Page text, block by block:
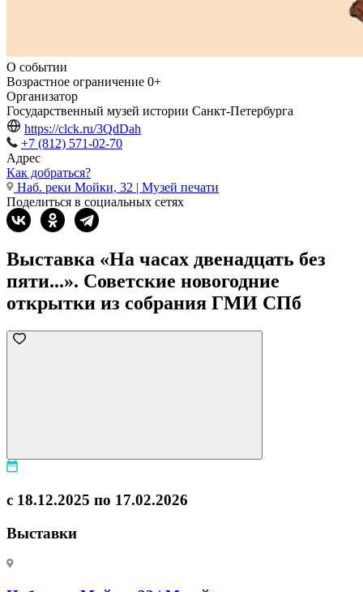
О событии
Возрастное ограничение 0+
Организатор
Государственный музей истории Санкт-Петербурга
https://clck.ru/3QdDah
+7 (812) 571-02-70
Адрес
Как добраться?
Наб. реки Мойки, 32 | Музей печати
Поделиться в социальных сетях
Выставка «На часах двенадцать без
пяти...». Советские новогодние
открытки из собрания ГМИ СПб
с 18.12.2025 по 17.02.2026
Выставки